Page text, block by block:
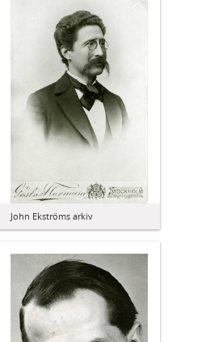
John Ekströms arkiv